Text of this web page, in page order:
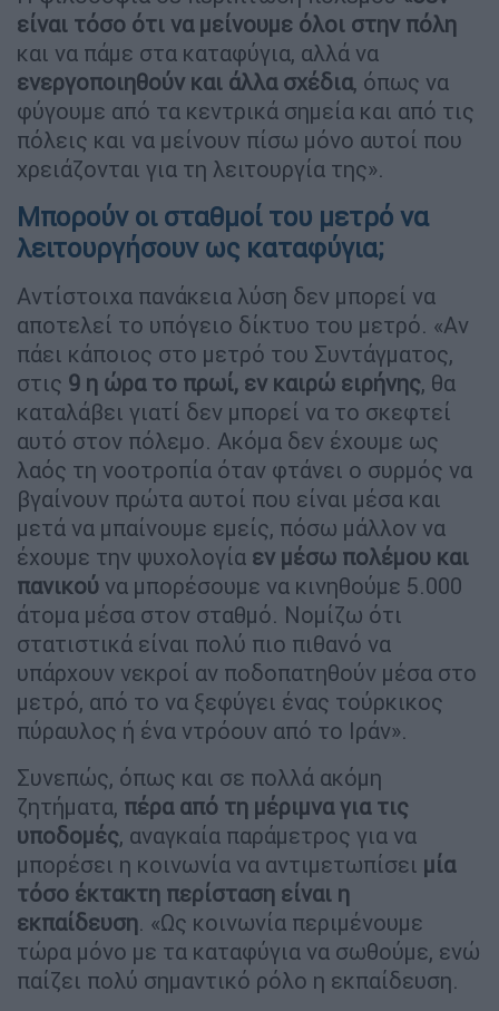
είναι τόσο ότι να μείνουμε όλοι στην πόλη
και να πάμε στα καταφύγια, αλλά να
ενεργοποιηθούν και άλλα σχέδια, όπως να
φύγουμε από τα κεντρικά σημεία και από τις
πόλεις και να μείνουν πίσω μόνο αυτοί που
χρειάζονται για τη λειτουργία της».
Μπορούν οι σταθμοί του μετρό να
λειτουργήσουν ως καταφύγια;
Αντίστοιχα πανάκεια λύση δεν μπορεί να
αποτελεί το υπόγειο δίκτυο του μετρό. «Αν
πάει κάποιος στο μετρό του Συντάγματος,
στις 9 η ώρα το πρωί, εν καιρώ ειρήνης, θα
καταλάβει γιατί δεν μπορεί να το σκεφτεί
αυτό στον πόλεμο. Ακόμα δεν έχουμε ως
λαός τη νοοτροπία όταν φτάνει ο συρμός να
βγαίνουν πρώτα αυτοί που είναι μέσα και
μετά να μπαίνουμε εμείς, πόσω μάλλον να
έχουμε την ψυχολογία εν μέσω πολέμου και
πανικού να μπορέσουμε να κινηθούμε 5.000
άτομα μέσα στον σταθμό. Νομίζω ότι
στατιστικά είναι πολύ πιο πιθανό να
υπάρχουν νεκροί αν ποδοπατηθούν μέσα στο
μετρό, από το να ξεφύγει ένας τούρκικος
πύραυλος ή ένα ντρόουν από το Ιράν».
Συνεπώς, όπως και σε πολλά ακόμη
ζητήματα, πέρα από τη μέριμνα για τις
υποδομές, αναγκαία παράμετρος για να
μπορέσει η κοινωνία να αντιμετωπίσει μία
τόσο έκτακτη περίσταση είναι η
εκπαίδευση. «Ως κοινωνία περιμένουμε
τώρα μόνο με τα καταφύγια να σωθούμε, ενώ
παίζει πολύ σημαντικό ρόλο η εκπαίδευση.